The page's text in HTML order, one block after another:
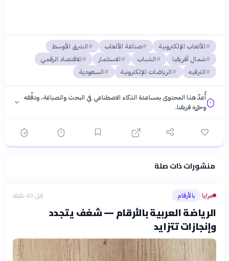
الألعاب الإلكترونية صناعة الألعاب
الشرق الأوسط
شمال أفريقيا
الشباب الاستثمار
الاقتصاد الرقمي
الترفيه
الرياضات الإلكترونية السعودية
أُعدّ هذا المحتوى بمساعدة الذكاء الاصطناعي في البحث والصياغة، ودقّقه
وحرّره فريقنا.
فلسفتنا المعرفية· سياسة الذكاء الاصطناعيمنشورات ذات صلة
مرايا› بالأرقام قبل 40 دقيقة
الرياضة العربية بالأرقام — شغف يتجدد
وإنجازات تتزايد